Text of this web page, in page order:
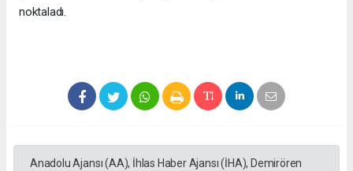
noktaladı.
Anadolu Ajansı (AA), İhlas Haber Ajansı (İHA), Demirören